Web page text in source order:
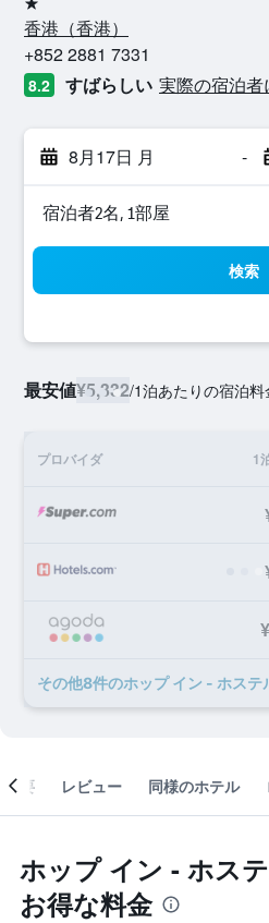
1つ星
香港​（香港​）​
+852 2881 7331
8.2 すばらしい 実際の宿泊
8月17日 月 -
宿泊者2名, 1​部屋
検索
最安値¥5,332/1泊あたりの宿泊
プロバイダ 1
その他8​件のホップ イン - ホス
概要 レビュー 同様のホテル
ホップ イン - ホス
お得な料金